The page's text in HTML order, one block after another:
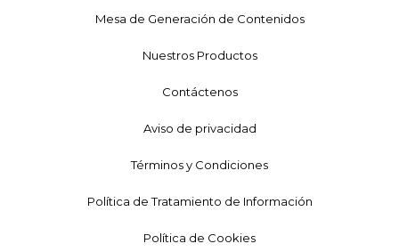
Mesa de Generación de Contenidos
Nuestros Productos
Contáctenos
Aviso de privacidad
Términos y Condiciones
Política de Tratamiento de Información
Política de Cookies